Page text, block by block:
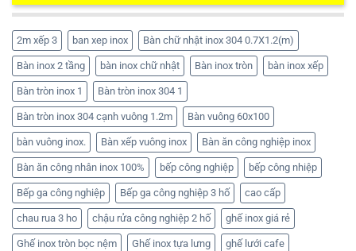
2m xếp 3 ban xep inox Bàn chữ nhật inox 304 0.7X1.2(m)
Bàn inox 2 tầng bàn inox chữ nhật Bàn inox tròn bàn inox xếp
Bàn tròn inox 1 Bàn tròn inox 304 1
Bàn tròn inox 304 cạnh vuông 1.2m Bàn vuông 60x100
bàn vuông inox. Bàn xếp vuông inox Bàn ăn công nghiệp inox
Bàn ăn công nhân inox 100% bếp công nghiệp bếp công nhiệp
Bếp ga công nghiệp Bếp ga công nghiệp 3 hố cao cấp
chau rua 3 ho chậu rửa công nghiệp 2 hố ghế inox giá rẻ
Ghế inox tròn bọc nệm Ghế inox tựa lưng ghế lưới cafe